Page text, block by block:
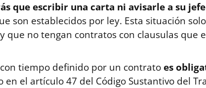
que escribir una carta ni avisarle a su
son establecidos por ley. Esta situación
que no tengan contratos con clausulas que
tiempo definido por un contrato es
en el artículo 47 del Código Sustantivo del